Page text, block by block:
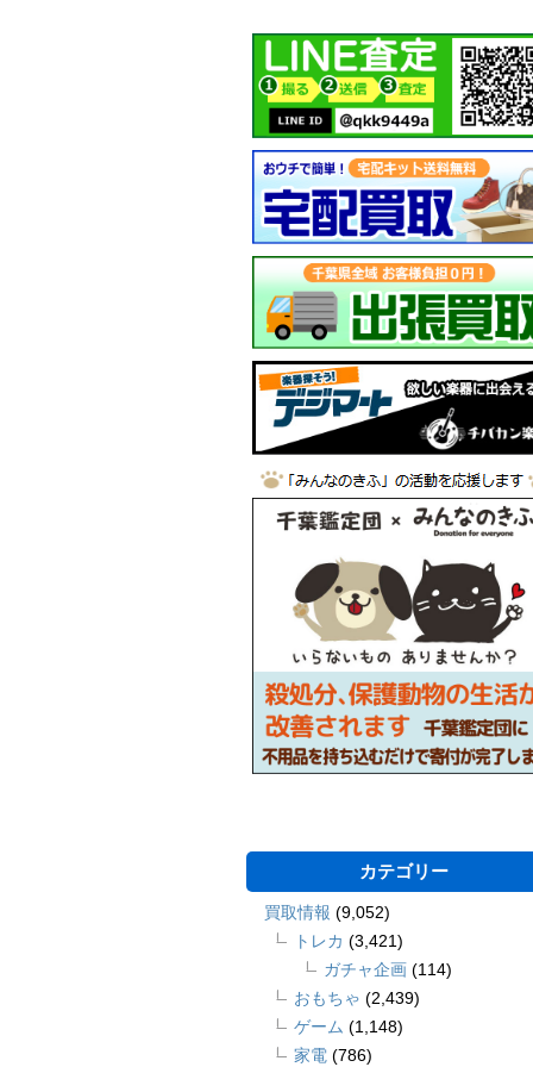
カテゴリー
買取情報 (9,052)
トレカ (3,421)
ガチャ企画 (114)
おもちゃ (2,439)
ゲーム (1,148)
家電 (786)